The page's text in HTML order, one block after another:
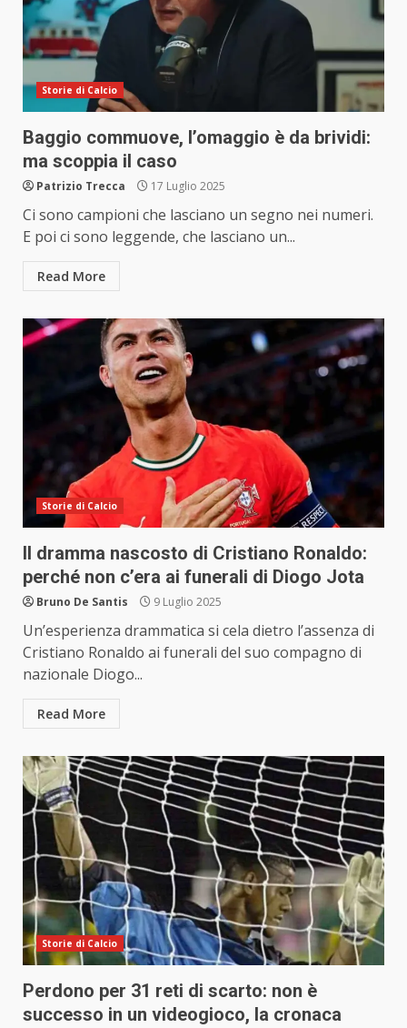
Storie di Calcio
Baggio commuove, l’omaggio è da brividi:
ma scoppia il caso
Patrizio Trecca 17 Luglio 2025
Ci sono campioni che lasciano un segno nei numeri.
E poi ci sono leggende, che lasciano un...
Read More
Storie di Calcio
Il dramma nascosto di Cristiano Ronaldo:
perché non c’era ai funerali di Diogo Jota
Bruno De Santis 9 Luglio 2025
Un’esperienza drammatica si cela dietro l’assenza di
Cristiano Ronaldo ai funerali del suo compagno di
nazionale Diogo...
Read More
Storie di Calcio
Perdono per 31 reti di scarto: non è
successo in un videogioco, la cronaca